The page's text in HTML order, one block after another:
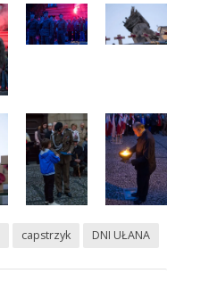
capstrzyk DNI UŁANA